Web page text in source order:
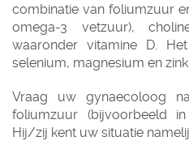
combinatie van foliumzuur
omega-3 vetzuur),
waaronder vitamine D.
selenium, magnesium en zink.
Vraag uw gynaecoloog
foliumzuur (bijvoorbeeld
Hij/zij kent uw situatie